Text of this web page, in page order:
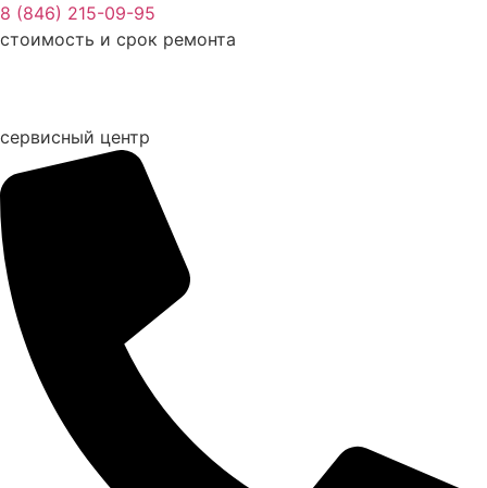
Перейти
к
8 (846) 215-09-95
стоимость и срок ремонта
сервисный центр